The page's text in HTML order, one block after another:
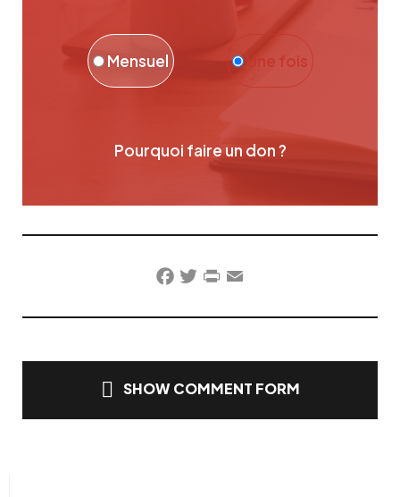
Une fois
Mensuel
Pourquoi faire un don ?
Facebook
TwitterPrintFriendly
Email
SHOW COMMENT FORM